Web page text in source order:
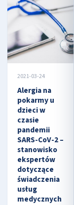
2021-03-24
Alergia na
pokarmy u
dzieci w
czasie
pandemii
SARS-CoV-2 –
stanowisko
ekspertów
dotyczące
świadczenia
usług
medycznych